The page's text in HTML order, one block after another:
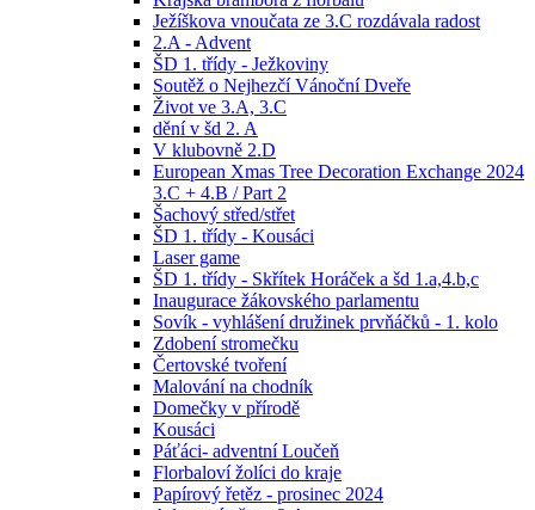
Ježíškova vnoučata ze 3.C rozdávala radost
2.A - Advent
ŠD 1. třídy - Ježkoviny
Soutěž o Nejhezčí Vánoční Dveře
Život ve 3.A, 3.C
dění v šd 2. A
V klubovně 2.D
European Xmas Tree Decoration Exchange 2024
3.C + 4.B / Part 2
Šachový střed/střet
ŠD 1. třídy - Kousáci
Laser game
ŠD 1. třídy - Skřítek Horáček a šd 1.a,4.b,c
Inaugurace žákovského parlamentu
Sovík - vyhlášení družinek prvňáčků - 1. kolo
Zdobení stromečku
Čertovské tvoření
Malování na chodník
Domečky v přírodě
Kousáci
Páťáci- adventní Loučeň
Florbaloví žolíci do kraje
Papírový řetěz - prosinec 2024